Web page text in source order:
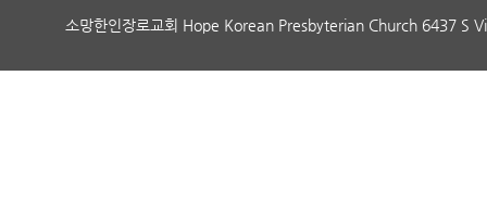
소망한인장로교회 Hope Korean Presbyterian Church 6437 S